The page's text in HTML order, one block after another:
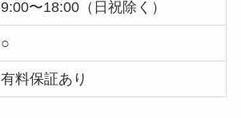
9:00〜18:00（日祝除く）
○
有料保証あり